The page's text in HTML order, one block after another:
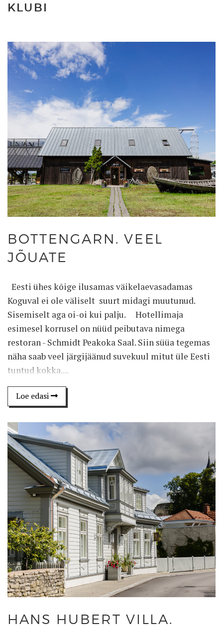
KLUBI
BOTTENGARN. VEEL
JÕUATE
Eesti ühes kõige ilusamas väikelaevasadamas
Koguval ei ole väliselt suurt midagi muutunud.
Sisemiselt aga oi-oi kui palju. Hotellimaja
esimesel korrusel on nüüd peibutava nimega
restoran - Schmidt Peakoka Saal. Siin süüa tegemas
näha saab veel järgijäänud suvekuul mitut üle Eesti
tuntud kokka....
Loe edasi
HANS HUBERT VILLA.